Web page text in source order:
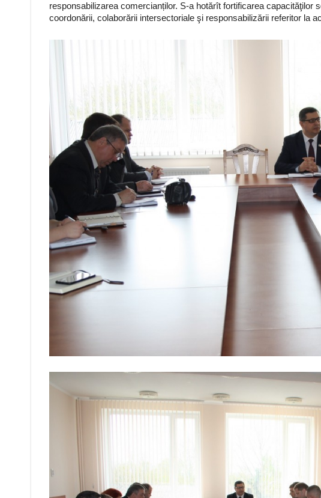
responsabilizarea comercianților. S-a hotărît fortificarea capacităţilor
coordonării, colaborării intersectoriale şi responsabilizării referitor la